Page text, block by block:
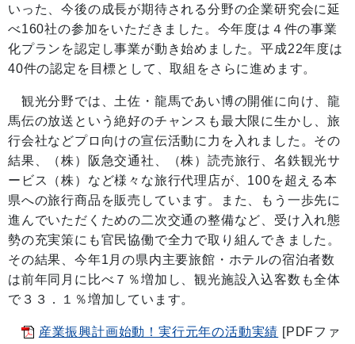
いった、今後の成長が期待される分野の企業研究会に延
べ160社の参加をいただきました。今年度は４件の事業
化プランを認定し事業が動き始めました。平成22年度は
40件の認定を目標として、取組をさらに進めます。
観光分野では、土佐・龍馬であい博の開催に向け、龍
馬伝の放送という絶好のチャンスも最大限に生かし、旅
行会社などプロ向けの宣伝活動に力を入れました。その
結果、（株）阪急交通社、（株）読売旅行、名鉄観光サ
ービス（株）など様々な旅行代理店が、100を超える本
県への旅行商品を販売しています。また、もう一歩先に
進んでいただくための二次交通の整備など、受け入れ態
勢の充実策にも官民協働で全力で取り組んできました。
その結果、今年1月の県内主要旅館・ホテルの宿泊者数
は前年同月に比べ７％増加し、観光施設入込客数も全体
で３３．１％増加しています。
産業振興計画始動！実行元年の活動実績 [PDFファ